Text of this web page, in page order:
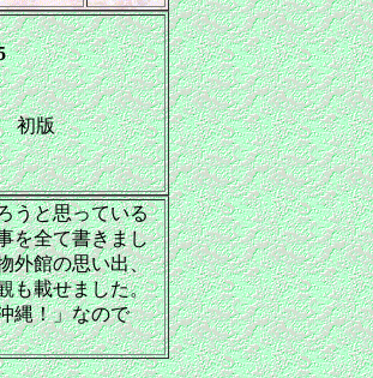
初版
うと思っている
を全て書きまし
外館の思い出、
も載せました。
縄！」なので